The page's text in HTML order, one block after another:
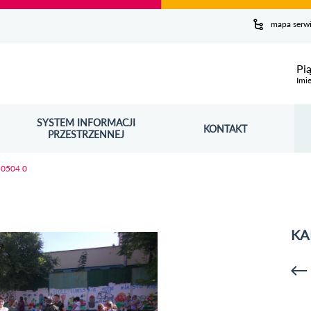
mapa
SYSTEM INFORMACJI
PRZESTRZENNEJ
OTWORZY SIĘ W NOWYM OKNIE KONTAKT
0